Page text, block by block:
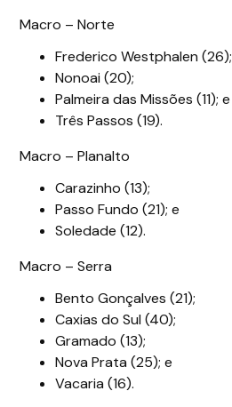
Macro – Norte
Frederico Westphalen (26);
Nonoai (20);
Palmeira das Missões (11); e
Três Passos (19).
Macro – Planalto
Carazinho (13);
Passo Fundo (21); e
Soledade (12).
Macro – Serra
Bento Gonçalves (21);
Caxias do Sul (40);
Gramado (13);
Nova Prata (25); e
Vacaria (16).